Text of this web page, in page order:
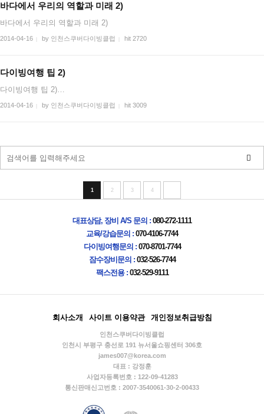
바다에서 우리의 역할과 미래 2)
바다에서 우리의 역할과 미래 2)
2014-04-16 by 인천스쿠버다이빙클럽 hit 2720
다이빙여행 팁 2)
다이빙여행 팁 2)…
2014-04-16 by 인천스쿠버다이빙클럽 hit 3009
1 2 3 4
대표상담, 장비 A/S 문의 : 080-272-1111
교육/강습문의 : 070-4106-7744
다이빙여행문의 :070-8701-7744
잠수장비문의 :032-526-7744
팩스전용 :032-529-9111
회사소개 사이트 이용약관 개인정보취급방침
인천스쿠버다이빙클럽
인천시 부평구 충선로 191 뉴서울쇼핑센터 306호
james007@korea.com
대표 : 강정훈
사업자등록번호 : 122-09-41283
통신판매신고번호 : 2007-3540061-30-2-00433